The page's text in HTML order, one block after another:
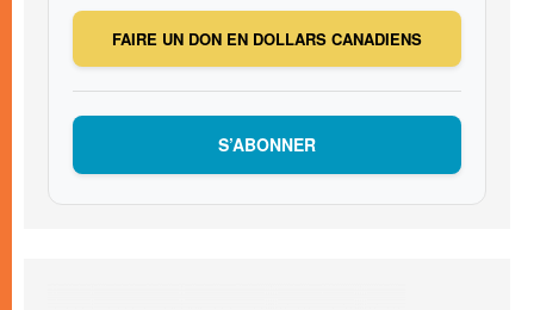
FAIRE UN DON EN DOLLARS CANADIENS
S’ABONNER